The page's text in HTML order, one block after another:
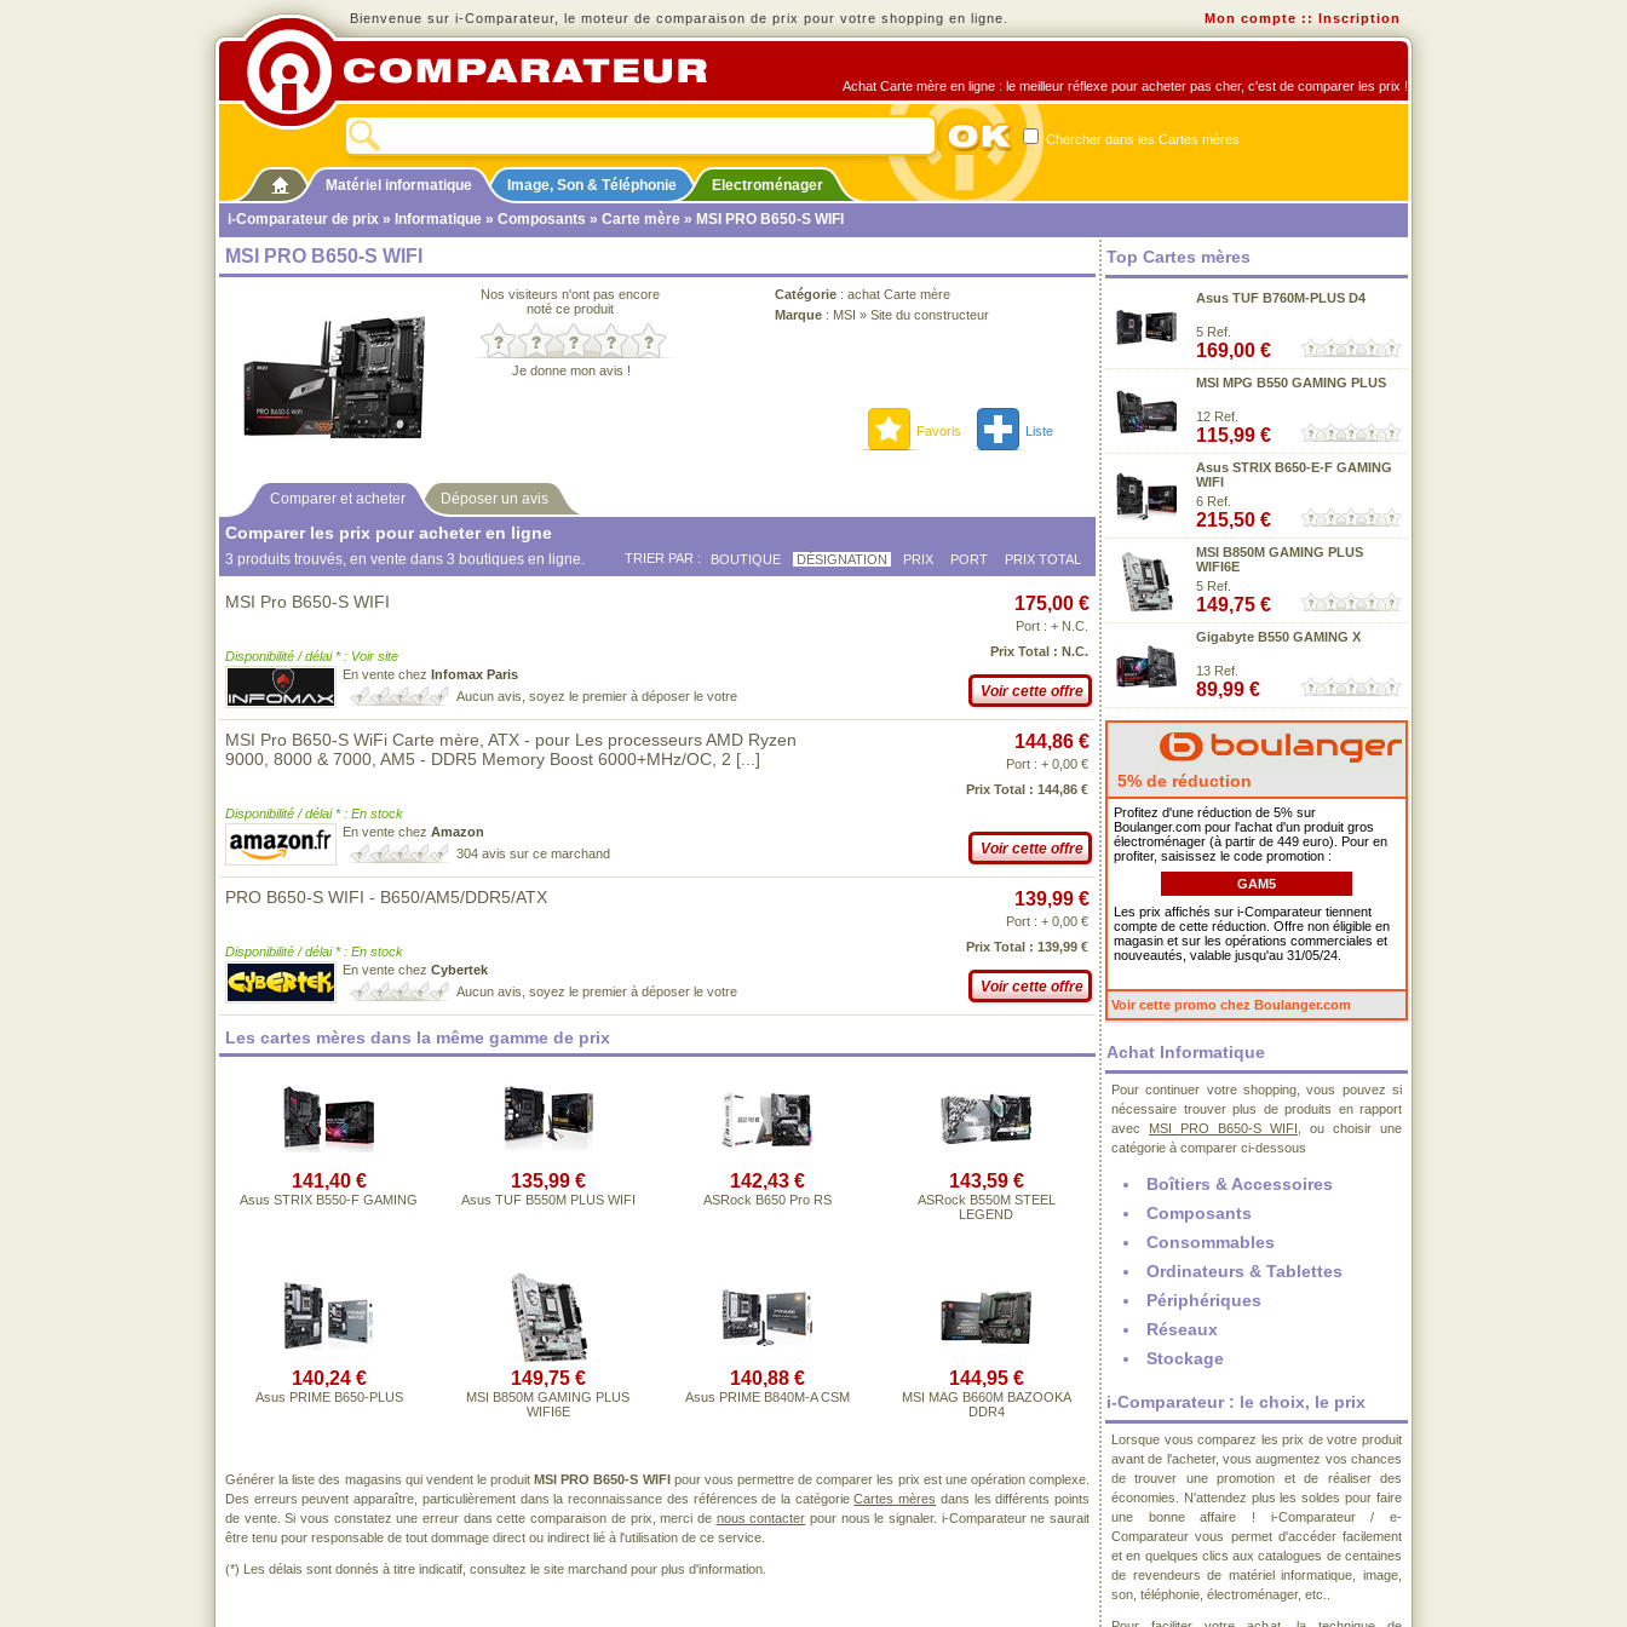
Bienvenue sur i-Comparateur, le moteur de comparaison de prix pour votre shopping en ligne. Mon compte :: Inscription
Achat Carte mère en ligne : le meilleur réflexe pour acheter pas cher, c'est de comparer les prix !
Chercher dans les Cartes mères
Matériel informatique Image, Son & Téléphonie
Electroménager
i-Comparateur de prix » Informatique » Composants » Carte mère » MSI PRO B650-S WIFI
MSI PRO B650-S WIFI
Nos visiteurs n'ont pas encore
noté ce produit
Je donne mon avis !
Catégorie : achat Carte mère
Marque : MSI » Site du constructeur
Favoris Liste
Comparer et acheter Déposer un avis
Comparer les prix pour acheter en ligne
3 produits trouvés, en vente dans 3 boutiques en ligne. TRIER PAR : BOUTIQUE DÉSIGNATION PRIX PORT PRIX TOTAL
MSI Pro B650-S WIFI
Disponibilité / délai * : Voir site
En vente chez Infomax Paris
Aucun avis, soyez le premier à déposer le votre
175,00 €
Port : + N.C.
Prix Total : N.C.
Voir cette offre
MSI Pro B650-S WiFi Carte mère, ATX - pour Les processeurs AMD Ryzen
9000, 8000 & 7000, AM5 - DDR5 Memory Boost 6000+MHz/OC, 2 [...]
Disponibilité / délai * : En stock
En vente chez Amazon
304 avis sur ce marchand
144,86 €
Port : + 0,00 €
Prix Total : 144,86 €
Voir cette offre
PRO B650-S WIFI - B650/AM5/DDR5/ATX
Disponibilité / délai * : En stock
En vente chez Cybertek
Aucun avis, soyez le premier à déposer le votre
139,99 €
Port : + 0,00 €
Prix Total : 139,99 €
Voir cette offre
Les cartes mères dans la même gamme de prix
141,40 €
Asus STRIX B550-F GAMING
135,99 €
Asus TUF B550M PLUS WIFI
142,43 €
ASRock B650 Pro RS
143,59 €
ASRock B550M STEEL
LEGEND
140,24 €
Asus PRIME B650-PLUS
149,75 €
MSI B850M GAMING PLUS
WIFI6E
140,88 €
Asus PRIME B840M-A CSM
144,95 €
MSI MAG B660M BAZOOKA
DDR4
Générer la liste des magasins qui vendent le produitMSI PRO B650-S WIFIpour vous permettre de comparer les prix est une opération complexe.
Des erreurs peuvent apparaître, particulièrement dans la reconnaissance des références de la catégorieCartes mères dans les différents points
de vente. Si vous constatez une erreur dans cette comparaison de prix, merci de nous contacter pour nous le signaler. i-Comparateur ne saurait
être tenu pour responsable de tout dommage direct ou indirect lié à l'utilisation de ce service.
(*) Les délais sont donnés à titre indicatif, consultez le site marchand pour plus d'information.
Top Cartes mères
Asus TUF B760M-PLUS D4
5 Ref.
169,00 €
MSI MPG B550 GAMING PLUS
12 Ref.
115,99 €
Asus STRIX B650-E-F GAMING
WIFI
6 Ref.
215,50 €
MSI B850M GAMING PLUS
WIFI6E
5 Ref.
149,75 €
Gigabyte B550 GAMING X
13 Ref.
89,99 €
5% de réduction
Profitez d'une réduction de 5% sur
Boulanger.com pour l'achat d'un produit gros
électroménager (à partir de 449 euro). Pour en
profiter, saisissez le code promotion :
GAM5
Les prix affichés sur i-Comparateur tiennent
compte de cette réduction. Offre non éligible en
magasin et sur les opérations commerciales et
nouveautés, valable jusqu'au 31/05/24.
Voir cette promo chez Boulanger.com
Achat Informatique
Pour continuer votre shopping, vous pouvez si
nécessaire trouver plus de produits en rapport
avec MSI PRO B650-S WIFI , ou choisir une
catégorie à comparer ci-dessous
Boîtiers & Accessoires
Composants
Consommables
Ordinateurs & Tablettes
Périphériques
Réseaux
Stockage
i-Comparateur : le choix, le prix
Lorsque vous comparez les prix de votre produit
avant de l'acheter, vous augmentez vos chances
de trouver une promotion et de réaliser des
économies. N'attendez plus les soldes pour faire
une bonne affaire ! i-Comparateur / e-
Comparateur vous permet d'accéder facilement
et en quelques clics aux catalogues de centaines
de revendeurs de matériel informatique, image,
son, téléphonie, électroménager, etc..